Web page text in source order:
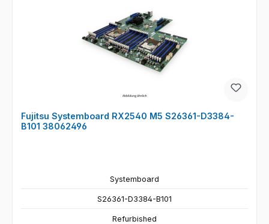
Fujitsu Systemboard RX2540 M5 S26361-D3384-
B101 38062496
Systemboard
S26361-D3384-B101
Refurbished